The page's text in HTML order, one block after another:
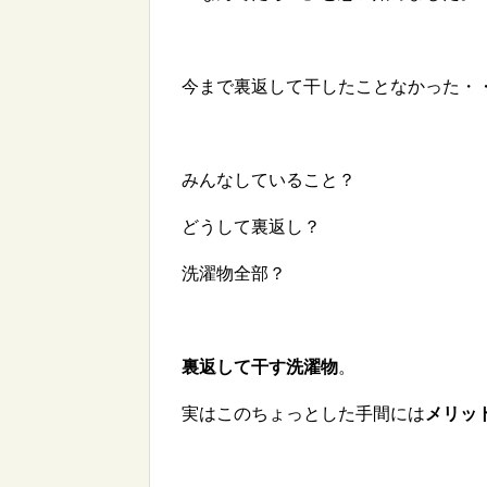
今まで裏返して干したことなかった・
みんなしていること？
どうして裏返し？
洗濯物全部？
裏返して干す洗濯物。
実はこのちょっとした手間には メリッ